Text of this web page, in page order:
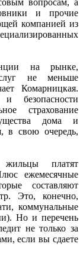
и прочие
компанией из
на рынке,
не меньше
Комарницкая.
безопасности
страхование
дома и
в свою очередь,
платят
ежемесячные
составляют
Это, конечно,
коммунальные
Но и перечень
не только за
если вы сдаете